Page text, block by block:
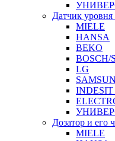
Датчик
MIELE
HANSA
BEKO
BOSCH/
LG
INDESIT
Дозатор и его
MIELE